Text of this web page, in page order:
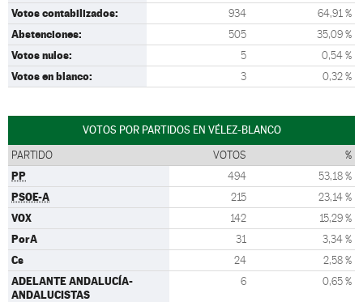
Votos contabilizados: 934 64,91 %
Abstenciones: 505 35,09 %
Votos nulos: 5 0,54 %
Votos en blanco: 3 0,32 %
VOTOS POR PARTIDOS EN VÉLEZ-BLANCO
PARTIDO VOTOS %
PP 494 53,18 %
PSOE-A 215 23,14 %
VOX 142 15,29 %
PorA 31 3,34 %
Cs 24 2,58 %
ADELANTE ANDALUCÍA-
ANDALUCISTAS
6 0,65 %